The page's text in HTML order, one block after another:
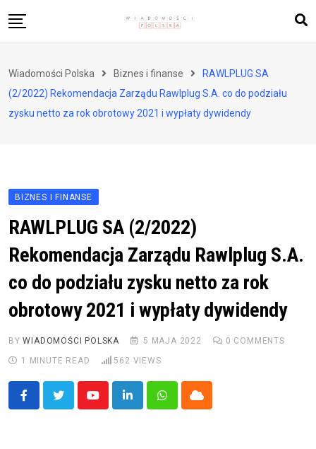
to
Zdrowie i styl życia
Polityka i społeczeństwo
Wiadomości Polska Biznes i finanse
RAWLPLUG SA
(2/2022) Rekomendacja Zarządu Rawlplug S.A. co do podziału
zysku netto za rok obrotowy 2021 i wypłaty dywidendy
BIZNES I FINANSE
RAWLPLUG SA (2/2022)
Rekomendacja Zarządu Rawlplug S.A.
co do podziału zysku netto za rok
obrotowy 2021 i wypłaty dywidendy
BYWIADOMOŚCI POLSKA 5 MAJA 2022 0 COMMENTS
1 MINUTE READ
562 VIEWS
YoutubeLinkedInWhatsappCloud